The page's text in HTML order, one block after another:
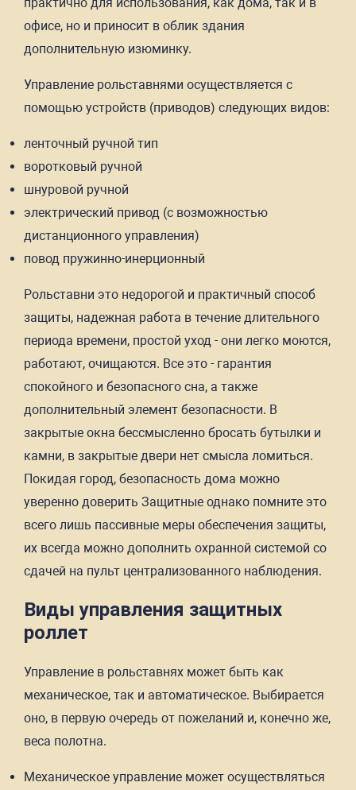
практично для использования, как дома, так и в
офисе, но и приносит в облик здания
дополнительную изюминку.
Управление рольставнями осуществляется с
помощью устройств (приводов) следующих видов:
ленточный ручной тип
воротковый ручной
шнуровой ручной
электрический привод (с возможностью
дистанционного управления)
повод пружинно-инерционный
Рольставни это недорогой и практичный способ
защиты, надежная работа в течение длительного
периода времени, простой уход - они легко моются,
работают, очищаются. Все это - гарантия
спокойного и безопасного сна, а также
дополнительный элемент безопасности. В
закрытые окна бессмысленно бросать бутылки и
камни, в закрытые двери нет смысла ломиться.
Покидая город, безопасность дома можно
уверенно доверить Защитные однако помните это
всего лишь пассивные меры обеспечения защиты,
их всегда можно дополнить охранной системой со
сдачей на пульт централизованного наблюдения.
Виды управления защитных
роллет
Управление в рольставнях может быть как
механическое, так и автоматическое. Выбирается
оно, в первую очередь от пожеланий и, конечно же,
веса полотна.
Механическое управление может осуществляться